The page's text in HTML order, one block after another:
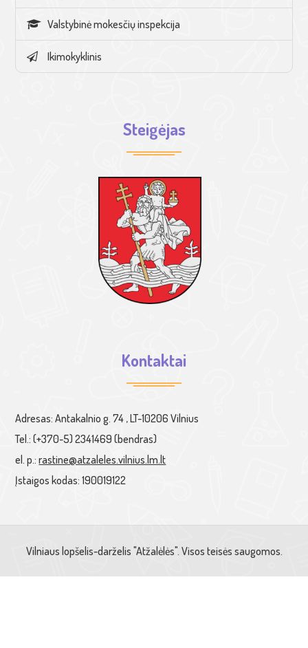
Valstybinė mokesčių inspekcija
Ikimokyklinis
Steigėjas
Kontaktai
Adresas: Antakalnio g. 74 , LT-10206 Vilnius
Tel.: (+370-5) 2341469 (bendras)
el. p.:rastine@atzaleles.vilnius.lm.lt
Įstaigos kodas: 190019122
Vilniaus lopšelis-darželis "Atžalėlės". Visos teisės saugomos.